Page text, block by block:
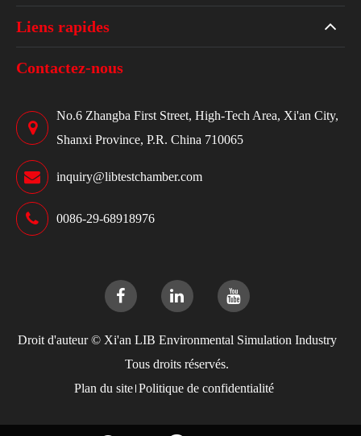
Liens rapides
Contactez-nous
No.6 Zhangba First Street, High-Tech Area, Xi'an City,
Shanxi Province, P.R. China 710065
inquiry@libtestchamber.com
0086-29-68918976
Droit d'auteur © Xi'an LIB Environmental Simulation Industry
Tous droits réservés.
Plan du site Politique de confidentialité